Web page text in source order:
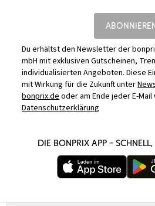
Du erhältst den Newsletter der
mbH mit exklusiven Gutscheinen,
individualisierten Angeboten. Diese
mit Wirkung für die Zukunft unter
bonprix.deoder am Ende jeder E-
Datenschutzerklärung
DIE BONPRIX APP –